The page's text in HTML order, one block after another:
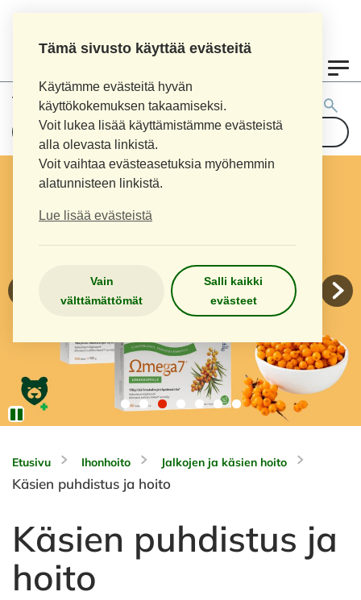
Tämä sivusto käyttää evästeitä
Käytämme evästeitä hyvän
käyttökokemuksen takaamiseksi.
Voit lukea lisää käyttämistämme evästeistä
alla olevasta linkistä.
Voit vaihtaa evästeasetuksia myöhemmin
alatunnisteen linkistä.
Lue lisää evästeistä
Vain
välttämättömät
Salli kaikki
evästeet
Tuotehaku:
Etusivu Ihonhoito Jalkojen ja käsien hoito
Käsien puhdistus ja hoito
Käsien puhdistus ja
hoito